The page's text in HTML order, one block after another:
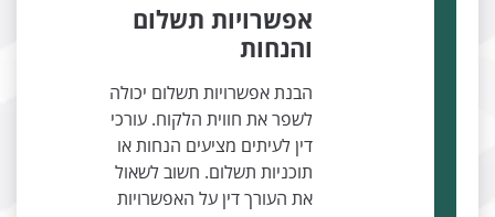
אפשרויות תשלום
והנחות
הבנת אפשרויות תשלום יכולה
לשפר את חווית הלקוח. עורכי
דין לעיתים מציעים הנחות או
תוכניות תשלום. חשוב לשאול
את העורך דין על האפשרויות